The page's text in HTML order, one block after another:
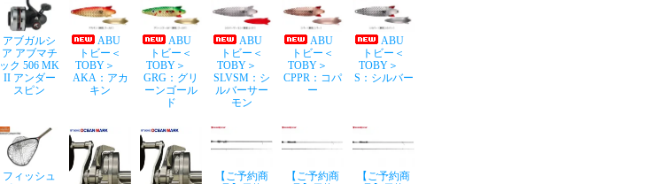
アブガルシ
ア アブマチ
ック 506 MK
II アンダー
スピン
ABU
トビー＜
TOBY＞
AKA：アカ
キン
ABU
トビー＜
TOBY＞
GRG：グリ
ーンゴール
ド
ABU
トビー＜
TOBY＞
SLVSM：シ
ルバーサー
モン
ABU
トビー＜
TOBY＞
CPPR：コパ
ー
ABU
トビー＜
TOBY＞
S：シルバー
フィッシュ
【ご予約商
【ご予約商
【ご予約商